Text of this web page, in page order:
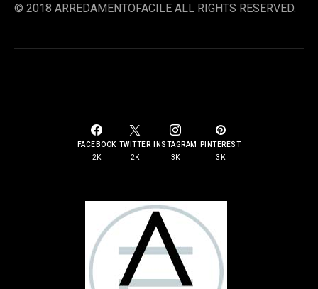
© 2018 ARREDAMENTOFACILE ALL RIGHTS RESERVED.
FACEBOOK
2K
TWITTER
2K
INSTAGRAM
3K
PINTEREST
3K